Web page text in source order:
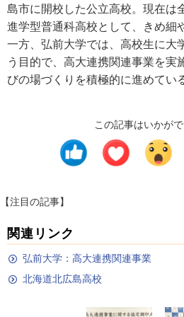
島市に開校した公立高校。現在は
進学型普通科高校として、きめ細
一方、弘前大学では、高校生に大
う目的で、高大連携関連事業を実
びの場づくりを積極的に進めてい
この記事はいかが
【注目の記事】
関連リンク
弘前大学：高大連携関連事業
北海道北広島高校